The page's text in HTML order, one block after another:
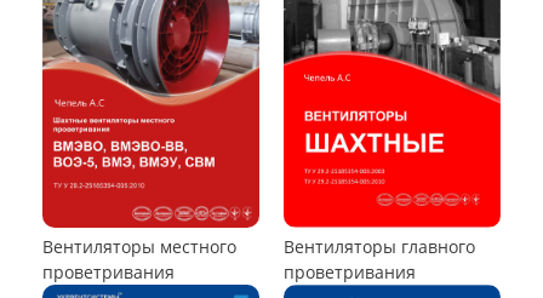
Вентилятор ВО-46-130 Вентилятор ВО
Аэратор ПАМ